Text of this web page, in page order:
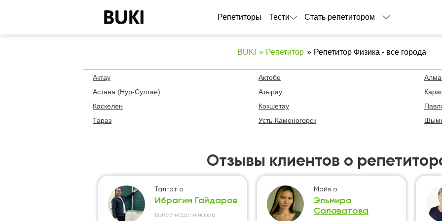
Репетиторы Тести Стать репетитором
BUKI Репетитор Репетитор Физика - все города
Актау Актобе
Астана (Нур-Султан)
Атырау
Каскелен
Кокшетау
Тараз
Усть-Каменогорск
Отзывы клиентов о
Талгат о
Ибрагим Гайдаров
Более недели назад
Майя о
Эльмира
Салаватова